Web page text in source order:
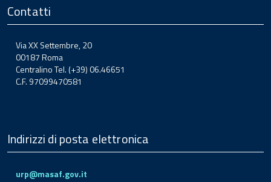
Contatti
Via XX Settembre, 20
00187 Roma
Centralino Tel. (+39) 06.46651
C.F. 97099470581
Indirizzi di posta elettronica
urp@masaf.gov.it